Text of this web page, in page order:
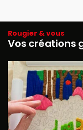
Rougier & vous
Vos créations